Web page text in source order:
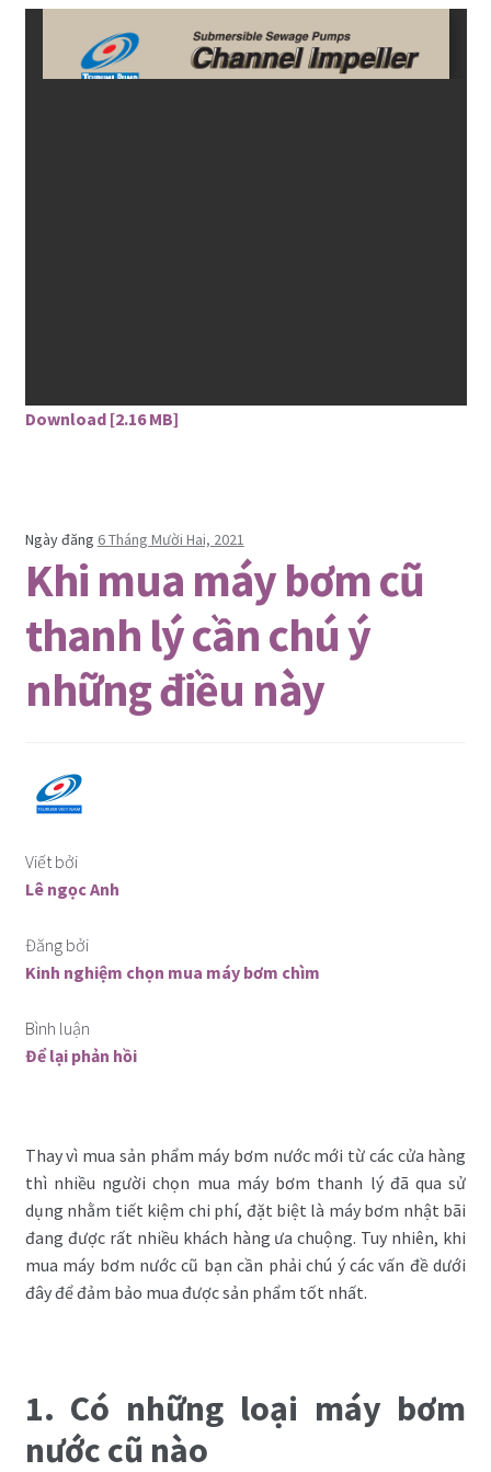
Download [2.16 MB]
Ngày đăng 6 Tháng Mười Hai, 2021
Khi mua máy bơm cũ
thanh lý cần chú ý
những điều này
Viết bởi
Lê ngọc Anh
Đăng bởi
Kinh nghiệm chọn mua máy bơm chìm
Bình luận
Để lại phản hồi
Thay vì mua sản phẩm máy bơm nước mới từ các cửa hàng
thì nhiều người chọn mua máy bơm thanh lý đã qua sử
dụng nhằm tiết kiệm chi phí, đặt biệt là máy bơm nhật bãi
đang được rất nhiều khách hàng ưa chuộng. Tuy nhiên, khi
mua máy bơm nước cũ bạn cần phải chú ý các vấn đề dưới
đây để đảm bảo mua được sản phẩm tốt nhất.
1. Có những loại máy bơm
nước cũ nào